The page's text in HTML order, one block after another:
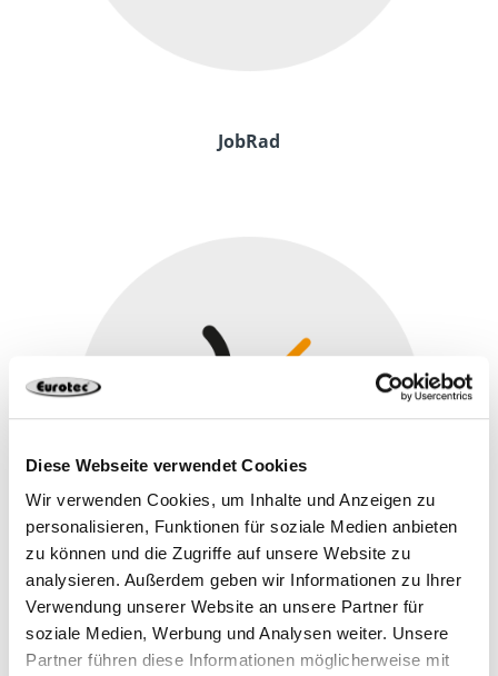
Diese Webseite verwendet Cookies
Wir verwenden Cookies, um Inhalte und Anzeigen zu
personalisieren, Funktionen für soziale Medien anbieten
zu können und die Zugriffe auf unsere Website zu
analysieren. Außerdem geben wir Informationen zu Ihrer
Verwendung unserer Website an unsere Partner für
soziale Medien, Werbung und Analysen weiter. Unsere
Partner führen diese Informationen möglicherweise mit
JobRad
Firmenevents